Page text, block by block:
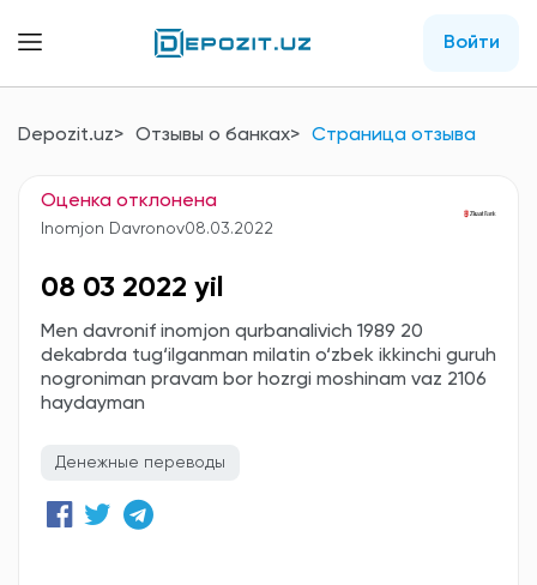
Войти
Depozit.uz Отзывы о банках Страница отзыва
Оценка отклонена
Inomjon Davronov08.03.2022
08 03 2022 yil
Men davronif inomjon qurbanalivich 1989 20
dekabrda tug‘ilganman milatin o‘zbek ikkinchi guruh
nogroniman pravam bor hozrgi moshinam vaz 2106
haydayman
Денежные переводы